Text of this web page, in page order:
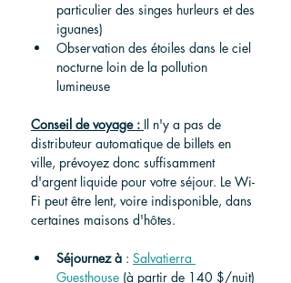
particulier des singes hurleurs et des
iguanes)
Observation des étoiles dans le ciel
nocturne loin de la pollution
lumineuse
Conseil de voyage : Il n'y a pas de
distributeur automatique de billets en
ville, prévoyez donc suffisamment
d'argent liquide pour votre séjour. Le Wi-
Fi peut être lent, voire indisponible, dans
certaines maisons d'hôtes.
Séjournez à : Salvatierra
Guesthouse (à partir de 140 $/nuit)